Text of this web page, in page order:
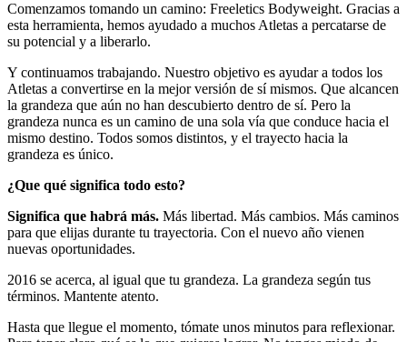
Comenzamos tomando un camino: Freeletics Bodyweight. Gracias a
esta herramienta, hemos ayudado a muchos Atletas a percatarse de
su potencial y a liberarlo.
Y continuamos trabajando. Nuestro objetivo es ayudar a todos los
Atletas a convertirse en la mejor versión de sí mismos. Que alcancen
la grandeza que aún no han descubierto dentro de sí. Pero la
grandeza nunca es un camino de una sola vía que conduce hacia el
mismo destino. Todos somos distintos, y el trayecto hacia la
grandeza es único.
¿Que qué significa todo esto?
Significa que habrá más. Más libertad. Más cambios. Más caminos
para que elijas durante tu trayectoria. Con el nuevo año vienen
nuevas oportunidades.
2016 se acerca, al igual que tu grandeza. La grandeza según tus
términos. Mantente atento.
Hasta que llegue el momento, tómate unos minutos para reflexionar.